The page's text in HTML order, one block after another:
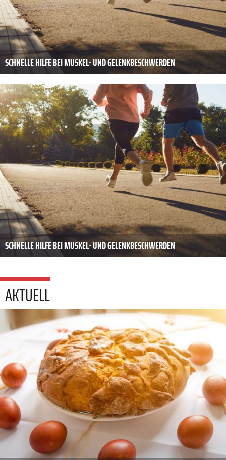
SCHNELLE HILFE BEI MUSKEL- UND GELENKBESCHWERDEN
SCHNELLE HILFE BEI MUSKEL- UND GELENKBESCHWERDEN
AKTUELL